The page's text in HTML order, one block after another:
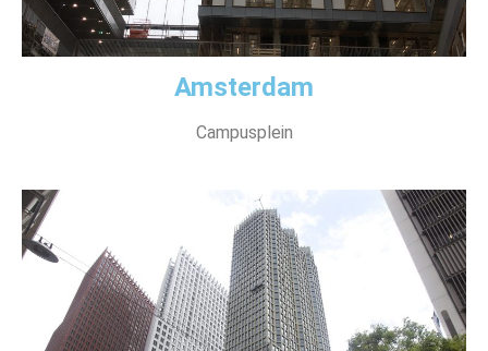
Amsterdam
Campusplein